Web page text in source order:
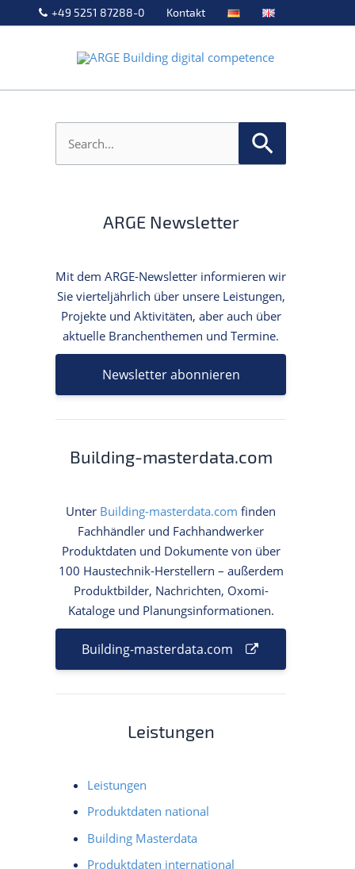
+49 5251 87288-0 Kontakt
c
h
ARGE Newsletter
Mit dem ARGE-Newsletter informieren wir
Sie vierteljährlich über unsere Leistungen,
Projekte und Aktivitäten, aber auch über
aktuelle Branchenthemen und Termine.
Newsletter abonnieren
Building-masterdata.com
Unter Building-masterdata.com finden
Fachhändler und Fachhandwerker
Produktdaten und Dokumente von über
100 Haustechnik-Herstellern – außerdem
Produktbilder, Nachrichten, Oxomi-
Kataloge und Planungsinformationen.
Building-masterdata.com
Leistungen
Leistungen
Produktdaten national
Building Masterdata
Produktdaten international